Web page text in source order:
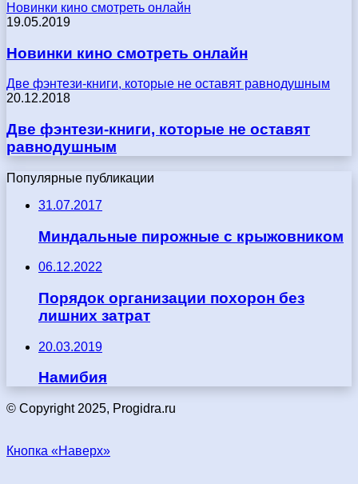
Новинки кино смотреть онлайн
19.05.2019
Новинки кино смотреть онлайн
Две фэнтези-книги, которые не оставят равнодушным
20.12.2018
Две фэнтези-книги, которые не оставят
равнодушным
Популярные публикации
31.07.2017
Миндальные пирожные с крыжовником
06.12.2022
Порядок организации похорон без
лишних затрат
20.03.2019
Намибия
© Copyright 2025, Progidra.ru
Кнопка «Наверх»